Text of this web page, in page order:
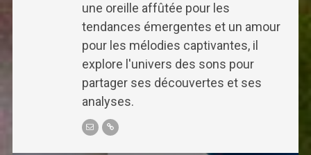
une oreille affûtée pour les
tendances émergentes et un amour
pour les mélodies captivantes, il
explore l'univers des sons pour
partager ses découvertes et ses
analyses.